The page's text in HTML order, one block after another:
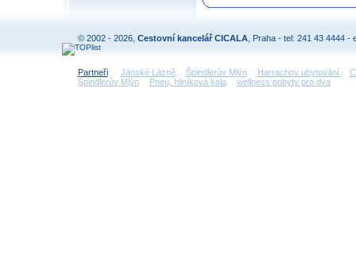
© 2002 - 2026, Cestovní kancelář CICALA , Praha - tel: 241 43 4444 -
Partneři: Jánské Lázně Špindlerův Mlýn Harrachov ubytování
Špindlerův Mlýn
Pneu, hliníková kola wellness pobyty pro dva